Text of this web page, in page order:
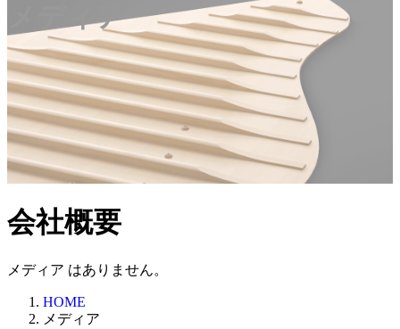
メディア
会社概要
メディア はありません。
HOME
メディア